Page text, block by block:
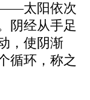
太阳依次
阴经从手足
，使阴渐
循环，称之